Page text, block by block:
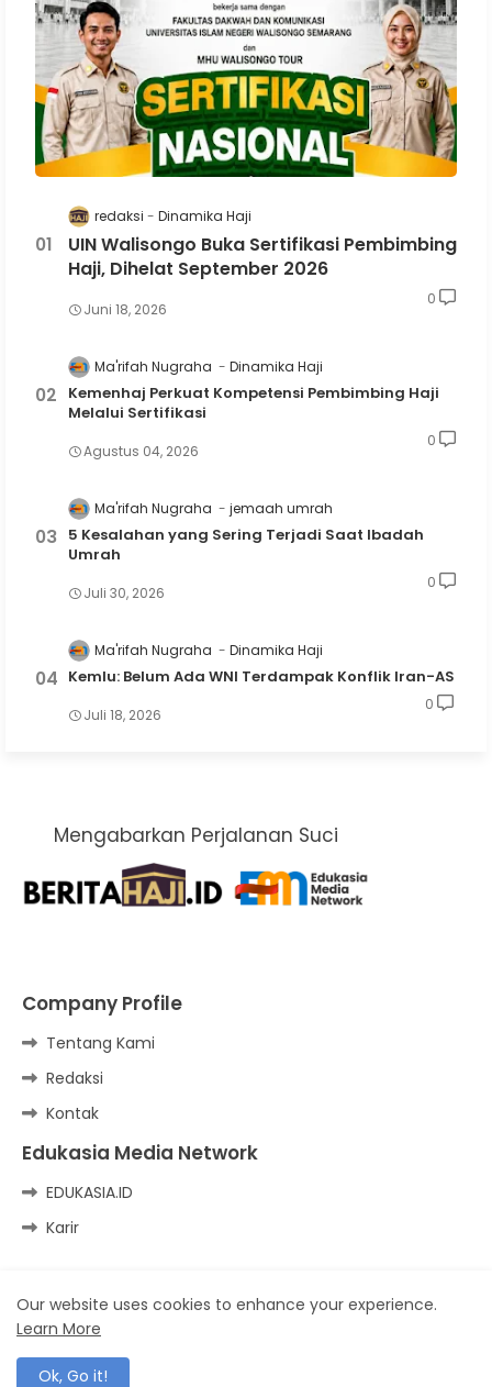
redaksi Dinamika Haji
UIN Walisongo Buka Sertifikasi Pembimbing
Haji, Dihelat September 2026
Juni 18, 2026
0
Ma'rifah Nugraha Dinamika Haji
Kemenhaj Perkuat Kompetensi Pembimbing Haji
Melalui Sertifikasi
Agustus 04, 2026
0
Ma'rifah Nugraha jemaah umrah
5 Kesalahan yang Sering Terjadi Saat Ibadah
Umrah
Juli 30, 2026
0
Ma'rifah Nugraha Dinamika Haji
Kemlu: Belum Ada WNI Terdampak Konflik Iran-AS
Juli 18, 2026
0
Mengabarkan Perjalanan Suci
Company Profile
Tentang Kami
Redaksi
Kontak
Edukasia Media Network
EDUKASIA.ID
Karir
Kirim Tulisan
Pedoman Media Siber
Our website uses cookies to enhance your experience.
Learn More
Ok, Go it!